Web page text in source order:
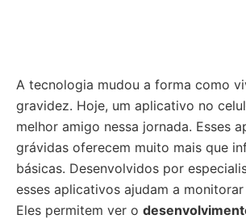
A tecnologia mudou a forma como
gravidez. Hoje, um aplicativo no
melhor amigo nessa jornada. Esses
grávidas oferecem muito mais que
básicas. Desenvolvidos por
esses aplicativos ajudam a
Eles permitem ver o